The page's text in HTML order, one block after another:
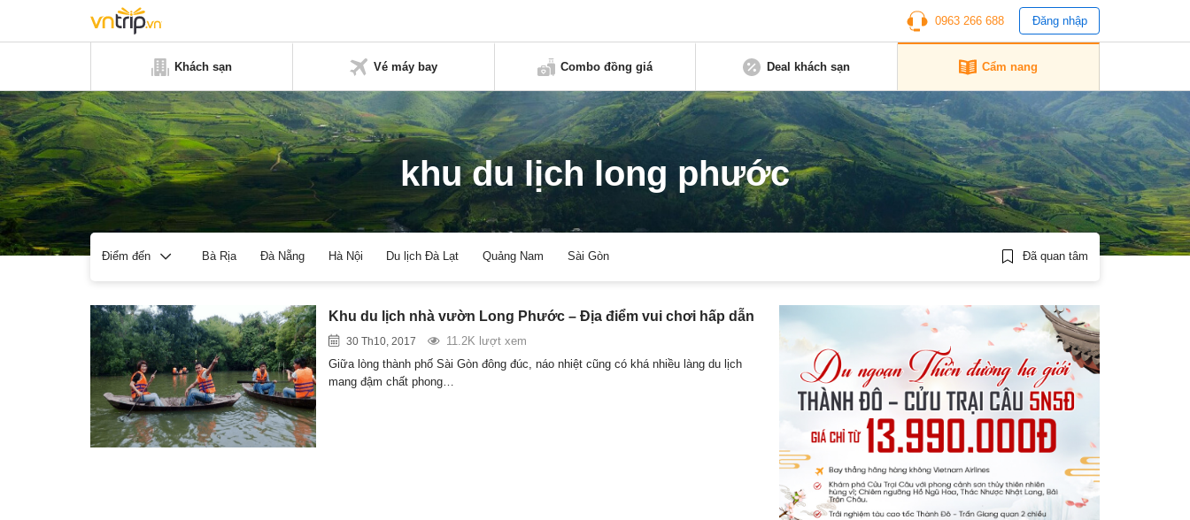
0963 266 688 Đăng nhập
Khách sạn Vé máy bay Combo đồng giá Deal khách sạn Cẩm nang
khu du lịch long phước
Điểm đến Bà Rịa Đà Nẵng Hà Nội Du lịch Đà Lạt Quảng Nam Sài Gòn Đã quan tâm
Khu du lịch nhà vườn Long Phước – Địa điểm vui chơi hấp dẫn
30 Th10, 2017
11.2K lượt xem
Giữa lòng thành phố Sài Gòn đông đúc, náo nhiệt cũng có khá nhiều làng du lịch
mang đậm chất phong…